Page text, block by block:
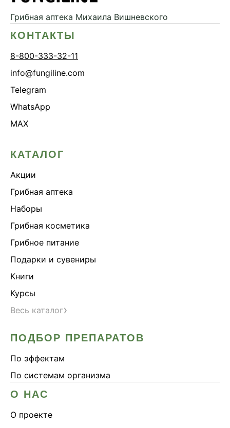
Грибная аптека Михаила Вишневского
КОНТАКТЫ
8-800-333-32-11
info@fungiline.com
Telegram
WhatsApp
MAX
КАТАЛОГ
Акции
Грибная аптека
Наборы
Грибная косметика
Грибное питание
Подарки и сувениры
Книги
Курсы
Весь каталог›
ПОДБОР ПРЕПАРАТОВ
По эффектам
По системам организма
О НАС
О проекте